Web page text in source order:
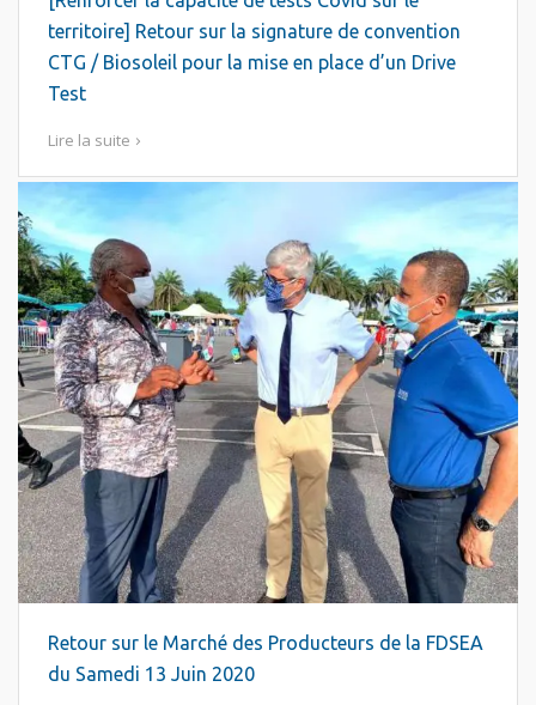
territoire] Retour sur la signature de convention
CTG / Biosoleil pour la mise en place d’un Drive
Test
Lire la suite
Retour sur le Marché des Producteurs de la FDSEA
du Samedi 13 Juin 2020